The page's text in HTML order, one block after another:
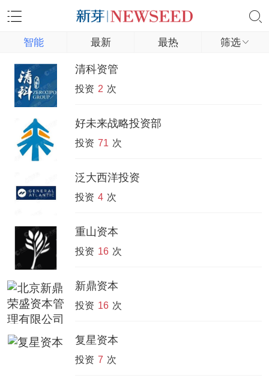
智能 最新 最热 筛选
清科资管
投资 2 次
好未来战略投资部
投资 71 次
泛大西洋投资
投资 4 次
重山资本
投资 16 次
新鼎资本
投资 16 次
复星资本
投资 7 次